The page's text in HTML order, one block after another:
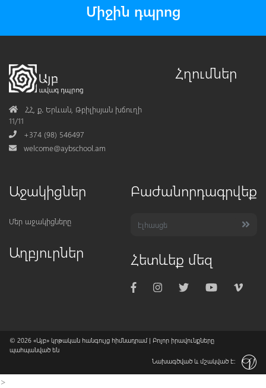
Միջին դպրոց
AddressՀՀ, ք․ Երևան, Թբիլիսյան խճուղի
11/11
Phone+374 (98) 546497
Mail
welcome@aybschool.am
Հղումներ
Աջակիցներ
Մեր աջակիցները
Աղբյուրներ
Բաժանորդագրվեք
Հետևեք մեզ
© 2026 «Այբ» կրթական հանգույց հիմնադրամ| Բոլոր իրավունքները
պահպանված են
Նախագծված և մշակված է:
>